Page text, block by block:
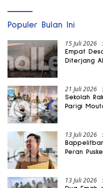
Populer Bulan Ini
15 Juli 2026
Empat
Diterjang
21 Juli 2026
Sekolah
Parigi
13 Juli 2026
Peran
13 Juli 2026